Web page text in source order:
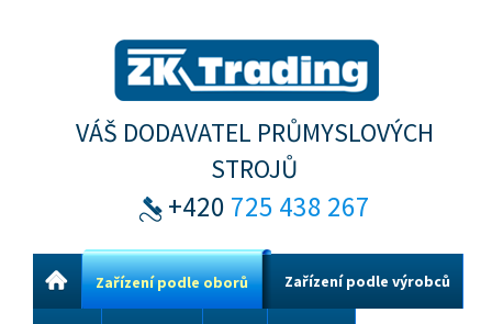
VÁŠ DODAVATEL PRŮMYSLOVÝCH
STROJŮ
+420 725 438 267
Zařízení podle oborů Zařízení podle výrobců